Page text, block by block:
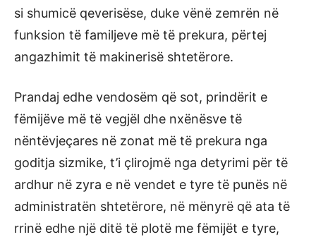
si shumicë qeverisëse, duke vënë zemrën në
funksion të familjeve më të prekura, përtej
angazhimit të makinerisë shtetërore.
Prandaj edhe vendosëm që sot, prindërit e
fëmijëve më të vegjël dhe nxënësve të
nëntëvjeçares në zonat më të prekura nga
goditja sizmike, t’i çlirojmë nga detyrimi për të
ardhur në zyra e në vendet e tyre të punës në
administratën shtetërore, në mënyrë që ata të
rrinë edhe një ditë të plotë me fëmijët e tyre,